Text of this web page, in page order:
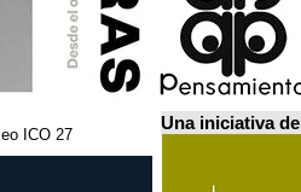
Una iniciativa de
27 Febrero - 5 Mayo. Museo ICO. مدريد.